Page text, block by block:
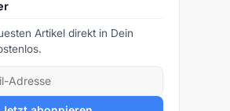
Artikel direkt in Dein